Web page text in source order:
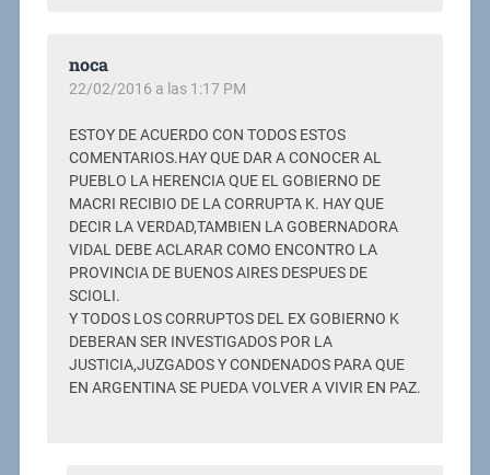
noca
22/02/2016 a las 1:17 PM
ESTOY DE ACUERDO CON TODOS ESTOS
COMENTARIOS.HAY QUE DAR A CONOCER AL
PUEBLO LA HERENCIA QUE EL GOBIERNO DE
MACRI RECIBIO DE LA CORRUPTA K. HAY QUE
DECIR LA VERDAD,TAMBIEN LA GOBERNADORA
VIDAL DEBE ACLARAR COMO ENCONTRO LA
PROVINCIA DE BUENOS AIRES DESPUES DE
SCIOLI.
Y TODOS LOS CORRUPTOS DEL EX GOBIERNO K
DEBERAN SER INVESTIGADOS POR LA
JUSTICIA,JUZGADOS Y CONDENADOS PARA QUE
EN ARGENTINA SE PUEDA VOLVER A VIVIR EN PAZ.